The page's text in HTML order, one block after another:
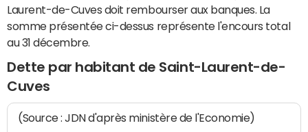
Laurent-de-Cuves doit rembourser aux banques. La
somme présentée ci-dessus représente l'encours total
au 31 décembre.
Dette par habitant de Saint-Laurent-de-
Cuves
(Source : JDN d'après ministère de l'Economie)